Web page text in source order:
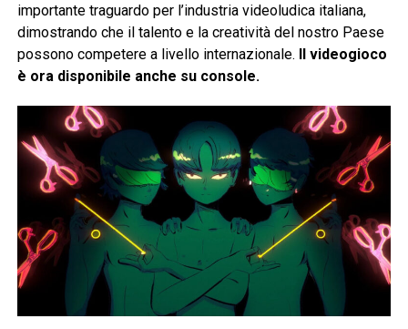
importante traguardo per l’industria videoludica italiana,
dimostrando che il talento e la creatività del nostro Paese
possono competere a livello internazionale. Il videogioco
è ora disponibile anche su console.